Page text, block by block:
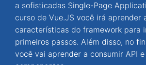
a sofisticadas Single-Page
curso de Vue.JS você irá aprender
características do framework para
primeiros passos. Além disso, no
você vai aprender a consumir API